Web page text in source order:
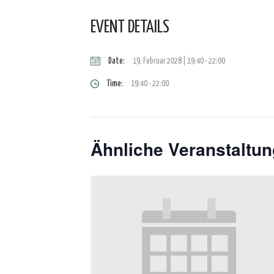
EVENT DETAILS
Date: 19. Februar 2028 | 19:40-22:00
Time: 19:40 - 22:00
Ähnliche